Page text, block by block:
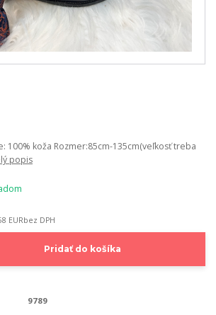
100% koža Rozmer:85cm-135cm(veľkosť treba
popis
EURbez DPH
Pridať do košíka
9789